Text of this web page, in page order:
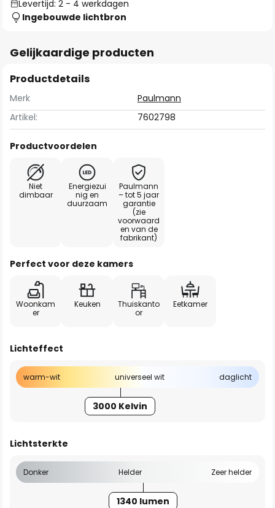
Levertijd: 2 - 4 werkdagen
Ingebouwde lichtbron
Gelijkaardige producten
Productdetails
Merk
Paulmann
Artikel:
7602798
Productvoordelen
Niet
dimbaar
Energiezui
nig en
duurzaam
Paulmann
– tot 5 jaar
garantie
(zie
voorwaard
en van de
fabrikant)
Perfect voor deze kamers
Woonkam
er
Keuken
Thuiskanto
or
Eetkamer
Lichteffect
warm-wit universeel wit daglicht
3000 Kelvin
Lichtsterkte
Donker Helder Zeer helder
1340 lumen